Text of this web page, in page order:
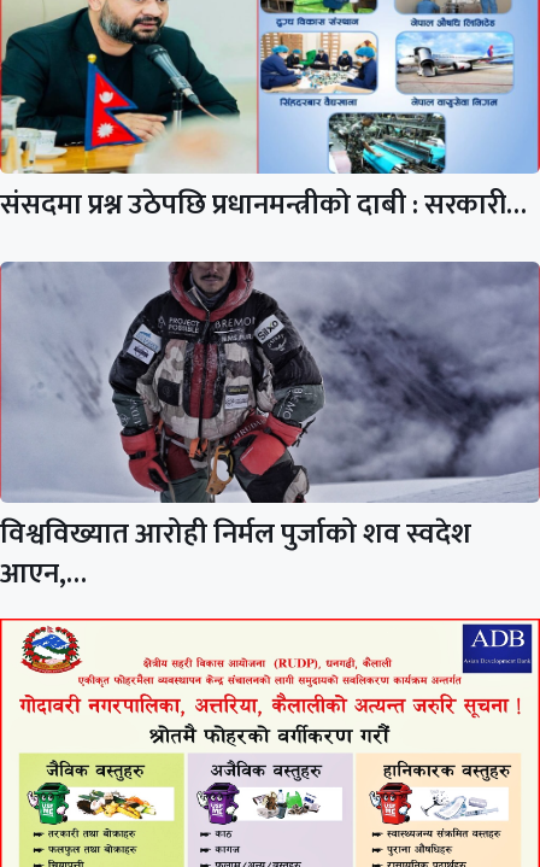
संसदमा प्रश्न उठेपछि प्रधानमन्त्रीको दाबी : सरकारी…
विश्वविख्यात आरोही निर्मल पुर्जाको शव स्वदेश
आएन,…